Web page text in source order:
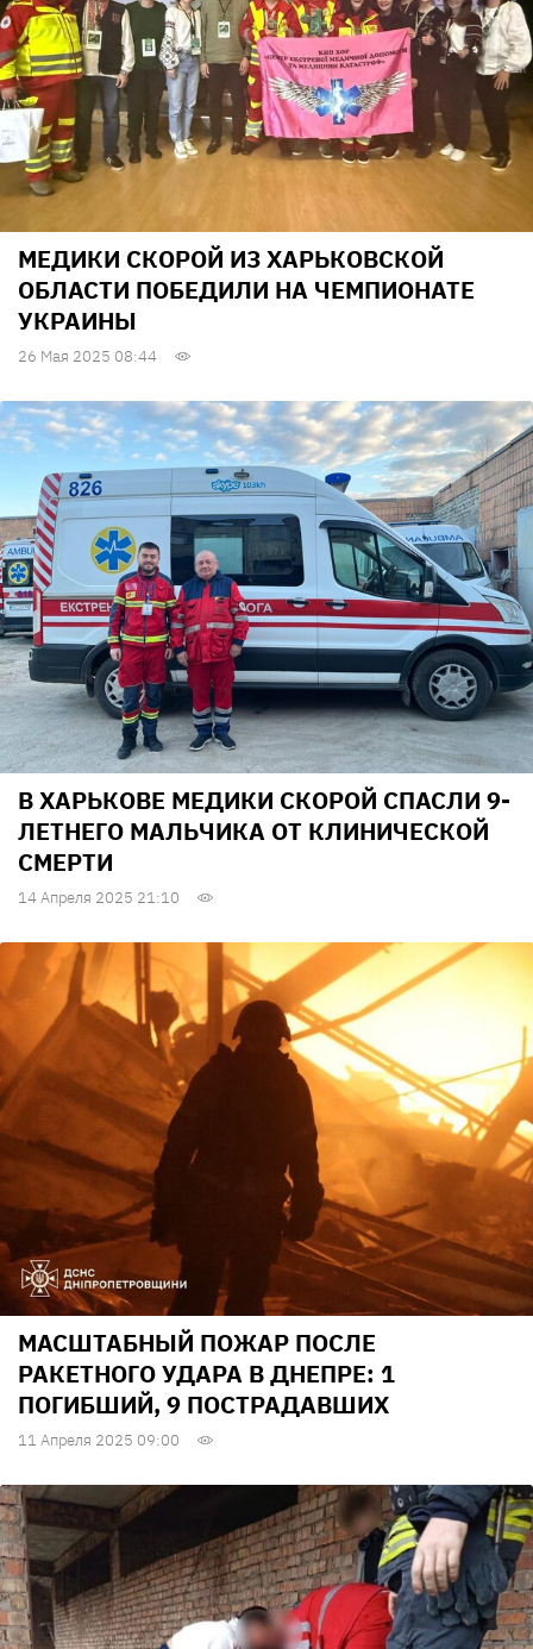
МЕДИКИ СКОРОЙ ИЗ ХАРЬКОВСКОЙ
ОБЛАСТИ ПОБЕДИЛИ НА ЧЕМПИОНАТЕ
УКРАИНЫ
26 Мая 2025 08:44
В ХАРЬКОВЕ МЕДИКИ СКОРОЙ СПАСЛИ 9-
ЛЕТНЕГО МАЛЬЧИКА ОТ КЛИНИЧЕСКОЙ
СМЕРТИ
14 Апреля 2025 21:10
МАСШТАБНЫЙ ПОЖАР ПОСЛЕ
РАКЕТНОГО УДАРА В ДНЕПРЕ: 1
ПОГИБШИЙ, 9 ПОСТРАДАВШИХ
11 Апреля 2025 09:00